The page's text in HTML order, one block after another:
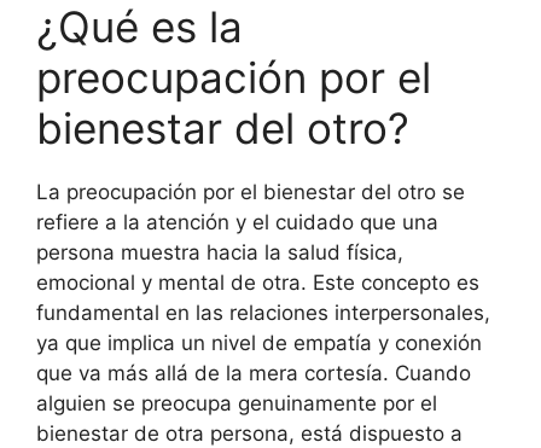
¿Qué es la
preocupación por el
bienestar del otro?
La preocupación por el bienestar del otro se
refiere a la atención y el cuidado que una
persona muestra hacia la salud física,
emocional y mental de otra. Este concepto es
fundamental en las relaciones interpersonales,
ya que implica un nivel de empatía y conexión
que va más allá de la mera cortesía. Cuando
alguien se preocupa genuinamente por el
bienestar de otra persona, está dispuesto a